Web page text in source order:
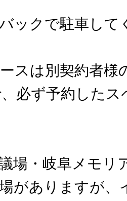
ックで駐車して
スは別契約者様
必ず予約したス
場・岐阜メモリ
がありますが、